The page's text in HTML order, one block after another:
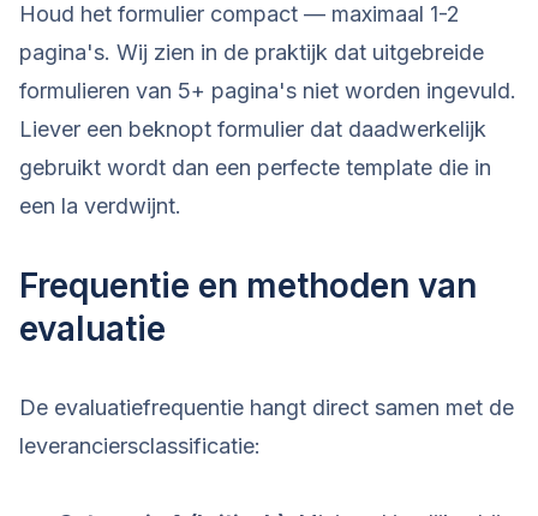
Houd het formulier compact — maximaal 1-2
pagina's. Wij zien in de praktijk dat uitgebreide
formulieren van 5+ pagina's niet worden ingevuld.
Liever een beknopt formulier dat daadwerkelijk
gebruikt wordt dan een perfecte template die in
een la verdwijnt.
Frequentie en methoden van
evaluatie
De evaluatiefrequentie hangt direct samen met de
leveranciersclassificatie: